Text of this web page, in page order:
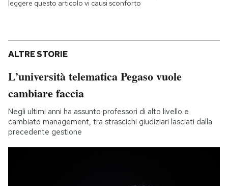
leggere questo articolo vi causi sconforto
ALTRE STORIE
L’università telematica Pegaso vuole
cambiare faccia
Negli ultimi anni ha assunto professori di alto livello e
cambiato management, tra strascichi giudiziari lasciati dalla
precedente gestione